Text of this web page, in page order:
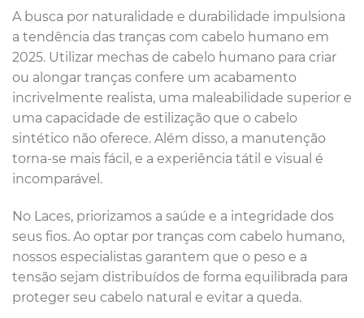
A busca por naturalidade e durabilidade impulsiona
a tendência das tranças com cabelo humano em
2025. Utilizar mechas de cabelo humano para criar
ou alongar tranças confere um acabamento
incrivelmente realista, uma maleabilidade superior e
uma capacidade de estilização que o cabelo
sintético não oferece. Além disso, a manutenção
torna-se mais fácil, e a experiência tátil e visual é
incomparável.
No Laces, priorizamos a saúde e a integridade dos
seus fios. Ao optar por tranças com cabelo humano,
nossos especialistas garantem que o peso e a
tensão sejam distribuídos de forma equilibrada para
proteger seu cabelo natural e evitar a queda.